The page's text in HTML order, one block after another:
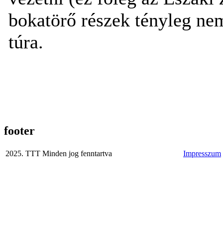
bokatörő részek tényleg
túra.
footer
2025. TTT Minden jog fenntartva Impresszum